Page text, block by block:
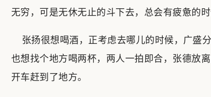
无穷，可是无休无止的斗下去，总会有疲惫的时
张扬很想喝酒，正考虑去哪儿的时候，广盛
也想找个地方喝两杯，两人一拍即合，张德放
开车赶到了地方。